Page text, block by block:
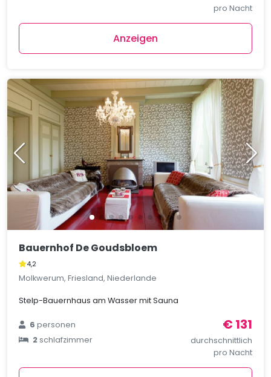
pro Nacht
Anzeigen
Bauernhof De Goudsbloem
4,2
Molkwerum, Friesland, Niederlande
Stelp-Bauernhaus am Wasser mit Sauna
6personen
2schlafzimmer
€ 131
durchschnittlich
pro Nacht